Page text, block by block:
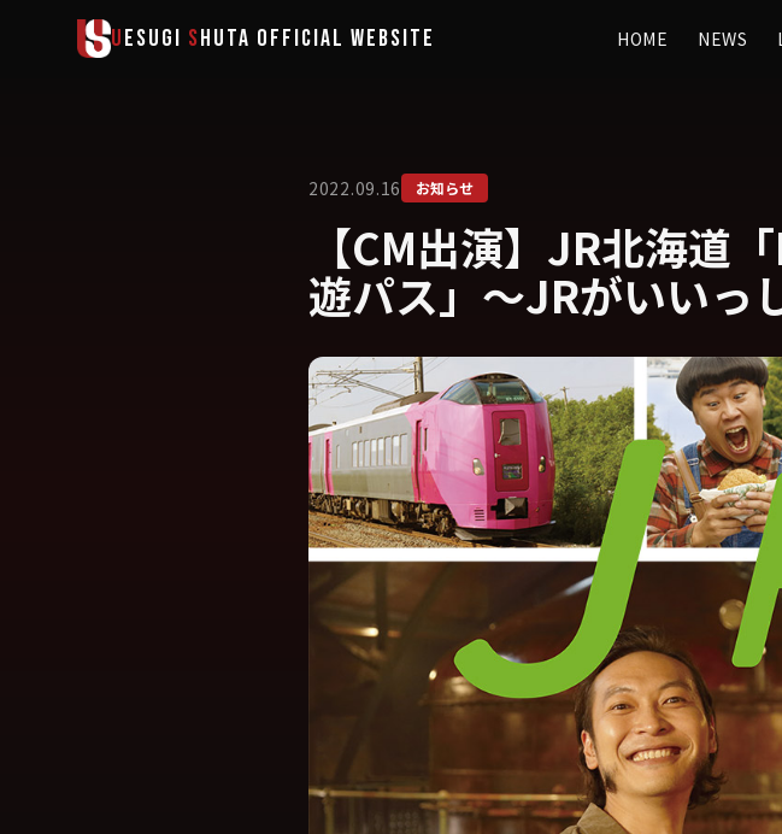
メインコンテンツへスキップ
UESUGI SHUTA OFFICIAL WEBSITE HOME NEWS
2022.09.16 お知らせ
【CM出演】JR北海道
遊パス」〜JRがいいっ